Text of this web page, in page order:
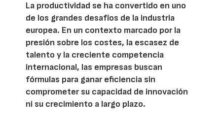
La productividad se ha convertido en uno
de los grandes desafíos de la industria
europea. En un contexto marcado por la
presión sobre los costes, la escasez de
talento y la creciente competencia
internacional, las empresas buscan
fórmulas para ganar eficiencia sin
comprometer su capacidad de innovación
ni su crecimiento a largo plazo.